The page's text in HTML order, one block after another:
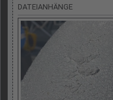
DATEIANHÄNGE